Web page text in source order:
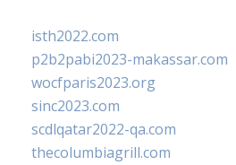
isth2022.com
p2b2pabi2023-makassar.com
wocfparis2023.org
sinc2023.com
scdlqatar2022-qa.com
thecolumbiagrill.com